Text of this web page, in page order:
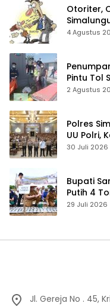
Otoriter,
4 Agustus
Pintu Tol
Nanggar
2 Agustus
Polres
UU Polri,
Fondasi
30 Juli 2026
Bupati
Putih 4
29 Juli 2026
Jl. Gereja No . 45,